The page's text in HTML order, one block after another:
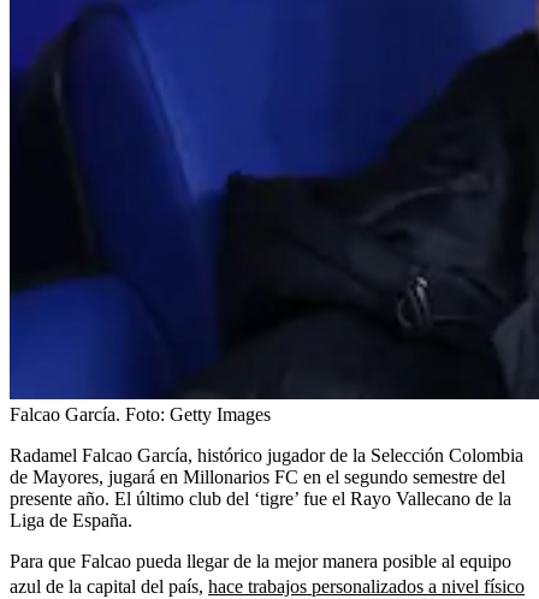
Falcao García. Foto: Getty Images
Radamel Falcao García, histórico jugador de la Selección Colombia
de Mayores, jugará en Millonarios FC en el segundo semestre del
presente año. El último club del ‘tigre’ fue el Rayo Vallecano de la
Liga de España.
Para que Falcao pueda llegar de la mejor manera posible al equipo
azul de la capital del país, hace trabajos personalizados a nivel físico